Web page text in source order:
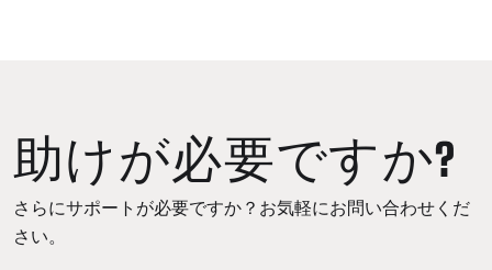
助けが必要ですか?
さらにサポートが必要ですか？お気軽にお問い合わせくだ
さい。